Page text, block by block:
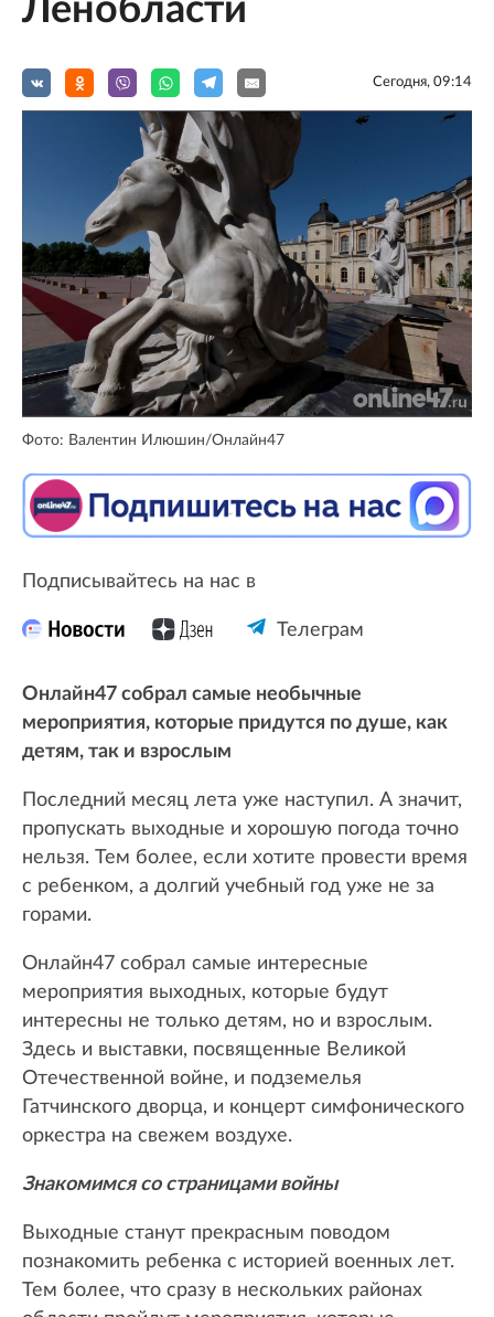
Ленобласти
Сегодня, 09:14
Фото: Валентин Илюшин/Онлайн47
Подписывайтесь на нас в
Телеграм
Онлайн47 собрал самые необычные
мероприятия, которые придутся по душе, как
детям, так и взрослым
Последний месяц лета уже наступил. А значит,
пропускать выходные и хорошую погода точно
нельзя. Тем более, если хотите провести время
с ребенком, а долгий учебный год уже не за
горами.
Онлайн47 собрал самые интересные
мероприятия выходных, которые будут
интересны не только детям, но и взрослым.
Здесь и выставки, посвященные Великой
Отечественной войне, и подземелья
Гатчинского дворца, и концерт симфонического
оркестра на свежем воздухе.
Знакомимся со страницами войны
Выходные станут прекрасным поводом
познакомить ребенка с историей военных лет.
Тем более, что сразу в нескольких районах